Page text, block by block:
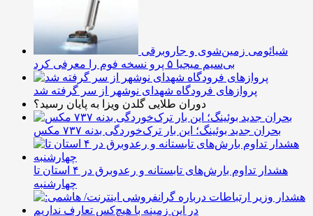
شیائومی زمین‌شوی و جاروبرقی
بی‌سیم میجیا ۵ پرو نسخه فوم را معرفی کرد
پروازهای فرودگاه شهدای نوشهر از سر گرفته شد
دوران طلایی گلدن ویزا به پایان رسید؟
بحران جدید بوئینگ؛ این بار ترک‌خوردگی بدنه ۷۳۷ مکس
هشدار تداوم بارش‌های تابستانه و رعدوبرق در ۴ استان تا
چهارشنبه